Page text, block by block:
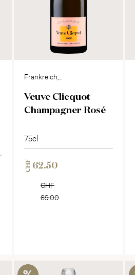
Frankreich,
Veuve Clicquot
Champagner Rosé
75cl
CHF 62.50
CHF
69.00